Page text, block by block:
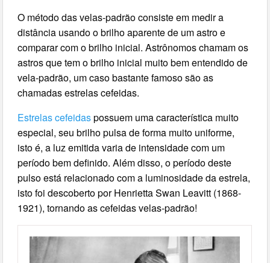
O método das velas-padrão consiste em medir a
distância usando o brilho aparente de um astro e
comparar com o brilho inicial. Astrônomos chamam os
astros que tem o brilho inicial muito bem entendido de
vela-padrão, um caso bastante famoso são as
chamadas estrelas cefeidas.
Estrelas cefeidaspossuem uma característica muito
especial, seu brilho pulsa de forma muito uniforme,
isto é, a luz emitida varia de intensidade com um
período bem definido. Além disso, o período deste
pulso está relacionado com a luminosidade da estrela,
isto foi descoberto por Henrietta Swan Leavitt (1868-
1921), tornando as cefeidas velas-padrão!